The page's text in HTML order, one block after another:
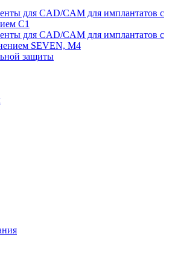
для CAD/CAM для имплантатов с
С1
для CAD/CAM для имплантатов с
SEVEN, М4
защиты